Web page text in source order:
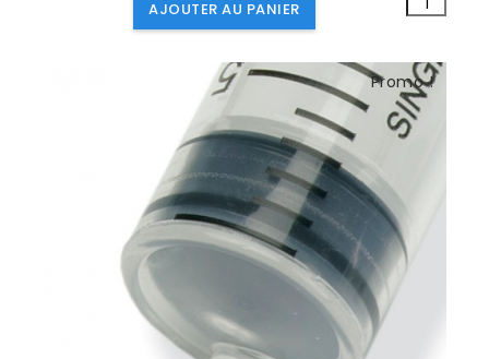
AJOUTER AU PANIER
Promo !